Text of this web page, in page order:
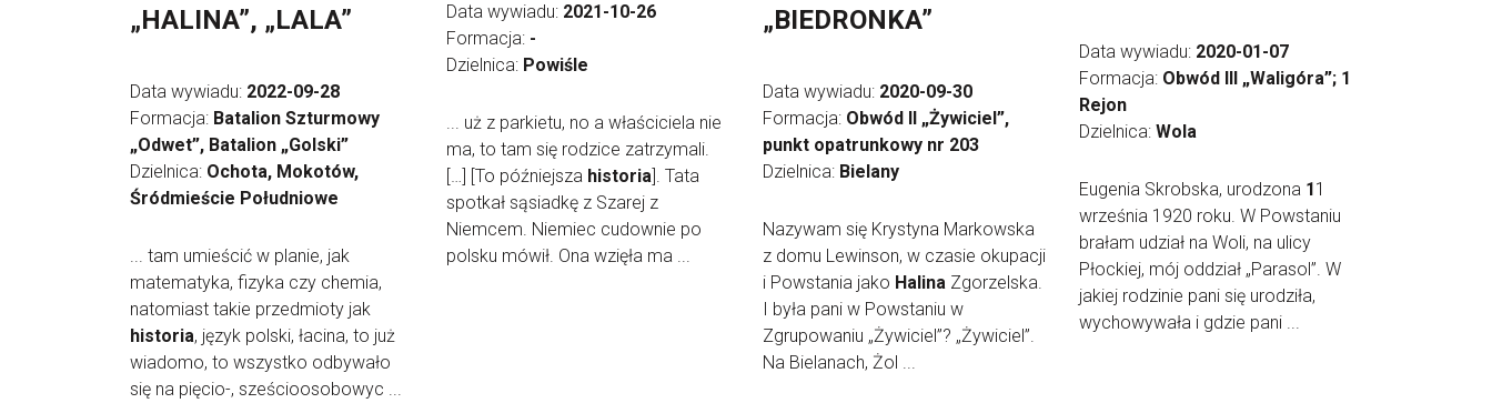
„HALINA”, „LALA”
Data wywiadu: 2022-09-28
Formacja: Batalion Szturmowy
„Odwet”, Batalion „Golski”
Dzielnica: Ochota, Mokotów,
Śródmieście Południowe
... tam umieścić w planie, jak
matematyka, fizyka czy chemia,
natomiast takie przedmioty jak
historia, język polski, łacina, to już
wiadomo, to wszystko odbywało
się na pięcio-, sześcioosobowyc ...
Data wywiadu: 2021-10-26
Formacja: -
Dzielnica: Powiśle
... uż z parkietu, no a właściciela nie
ma, to tam się rodzice zatrzymali.
[…] [To późniejsza historia]. Tata
spotkał sąsiadkę z Szarej z
Niemcem. Niemiec cudownie po
polsku mówił. Ona wzięła ma ...
„BIEDRONKA”
Data wywiadu: 2020-09-30
Formacja: Obwód II „Żywiciel”,
punkt opatrunkowy nr 203
Dzielnica: Bielany
Nazywam się Krystyna Markowska
z domu Lewinson, w czasie okupacji
i Powstania jako Halina Zgorzelska.
I była pani w Powstaniu w
Zgrupowaniu „Żywiciel”? „Żywiciel”.
Na Bielanach, Żol ...
Data wywiadu: 2020-01-07
Formacja: Obwód III „Waligóra”; 1
Rejon
Dzielnica: Wola
Eugenia Skrobska, urodzona 11
września 1920 roku. W Powstaniu
brałam udział na Woli, na ulicy
Płockiej, mój oddział „Parasol”. W
jakiej rodzinie pani się urodziła,
wychowywała i gdzie pani ...